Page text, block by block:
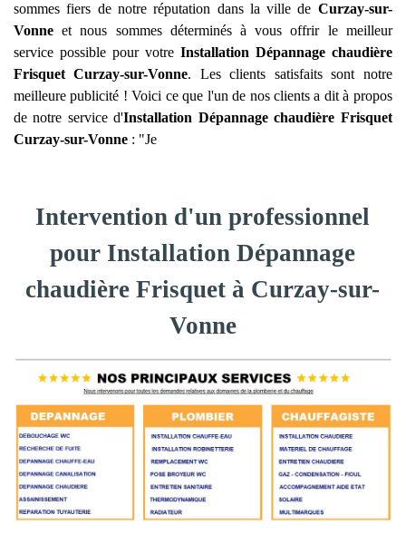
sommes fiers de notre réputation dans la ville de Curzay-sur-
Vonne et nous sommes déterminés à vous offrir le meilleur
service possible pour votre Installation Dépannage chaudière
Frisquet Curzay-sur-Vonne. Les clients satisfaits sont notre
meilleure publicité ! Voici ce que l'un de nos clients a dit à propos
de notre service d'Installation Dépannage chaudière Frisquet
Curzay-sur-Vonne : "Je
Intervention d'un professionnel
pour Installation Dépannage
chaudière Frisquet à Curzay-sur-
Vonne